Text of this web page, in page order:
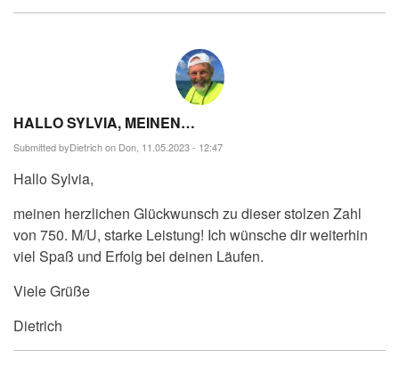
HALLO SYLVIA, MEINEN…
Submitted byDietrichon Don, 11.05.2023 - 12:47
Hallo Sylvia,
meinen herzlichen Glückwunsch zu dieser stolzen Zahl
von 750. M/U, starke Leistung! Ich wünsche dir weiterhin
viel Spaß und Erfolg bei deinen Läufen.
Viele Grüße
Dietrich